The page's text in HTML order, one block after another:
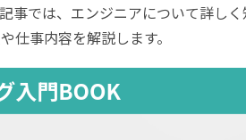
事では、エンジニアについて詳しく
仕事内容を解説します。